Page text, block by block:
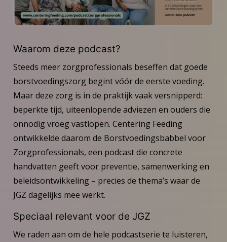
Waarom deze podcast?
Steeds meer zorgprofessionals beseffen dat goede
borstvoedingszorg begint vóór de eerste voeding.
Maar deze zorg is in de praktijk vaak versnipperd:
beperkte tijd, uiteenlopende adviezen en ouders die
onnodig vroeg vastlopen. Centering Feeding
ontwikkelde daarom de Borstvoedingsbabbel voor
Zorgprofessionals, een podcast die concrete
handvatten geeft voor preventie, samenwerking en
beleidsontwikkeling – precies de thema’s waar de
JGZ dagelijks mee werkt.
Speciaal relevant voor de JGZ
We raden aan om de hele podcastserie te luisteren,